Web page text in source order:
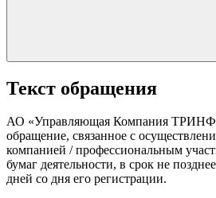
Текст обращения
АО «Управляющая Компания
обращение, связанное с
компанией / профессиональным
бумаг деятельности, в срок не
дней со дня его регистрации.